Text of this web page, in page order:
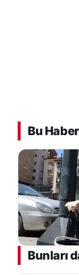
Bu
Bunları